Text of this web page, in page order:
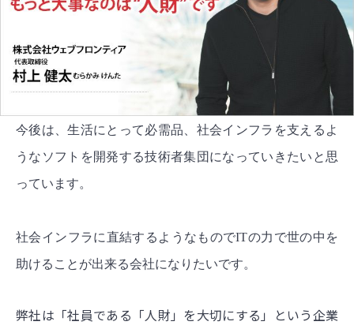
今後は、生活にとって必需品、社会インフラを支えるよ
うなソフトを開発する技術者集団になっていきたいと思
っています。
社会インフラに直結するようなものでITの力で世の中を
助けることが出来る会社になりたいです。
弊社は「社員である「人財」を大切にする」という企業